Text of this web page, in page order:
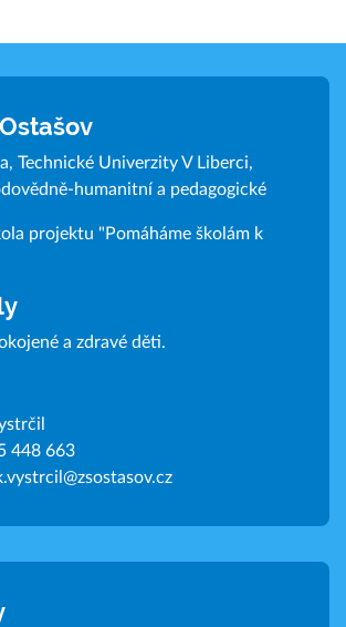
Technické Univerzity V Liberci,
humanitní a pedagogické
projektu "Pomáháme školám k
a zdravé děti.
448 663